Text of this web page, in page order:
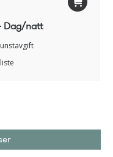
Dag/natt